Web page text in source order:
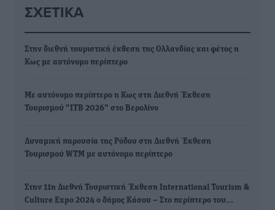
ΣΧΕΤΙΚΆ
Στην διεθνή τουριστική έκθεση της Ολλανδίας και φέτος η
Κως με αυτόνομο περίπτερο
Με αυτόνομο περίπτερο η Κως στη Διεθνή Έκθεση
Τουρισμού "ΙΤΒ 2026" στο Βερολίνο
Δυναμική παρουσία της Ρόδου στη Διεθνή Έκθεση
Τουρισμού WTM με αυτόνομο περίπτερο
Στην 11η Διεθνή Τουριστική Έκθεση International Tourism &
Culture Expo 2024 ο δήμος Κάσου – Στο περίπτερο του…